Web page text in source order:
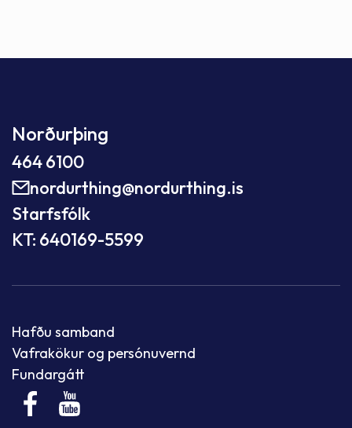
Norðurþing
464 6100
nordurthing@nordurthing.is
Starfsfólk
KT: 640169-5599
Hafðu samband
Vafrakökur og persónuvernd
Fundargátt